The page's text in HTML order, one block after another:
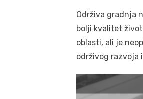
Održiva gradnja
bolji kvalitet
oblasti, ali je
održivog razvoja